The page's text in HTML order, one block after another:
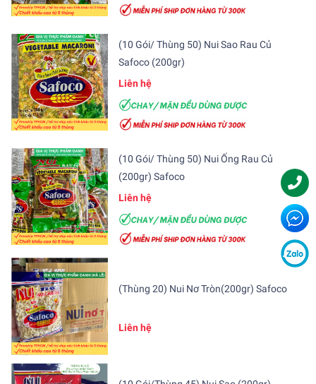
(10 Gói/ Thùng 50) Nui Sao Rau Củ
Safoco (200gr)
Liên hệ
(10 Gói/ Thùng 50) Nui Ống Rau Củ
(200gr) Safoco
Liên hệ
(Thùng 20) Nui Nơ Tròn(200gr) Safoco
Liên hệ